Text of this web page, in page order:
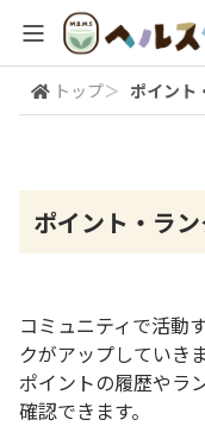
全体検索
トップ＞ ポイント
ポイント・ラ
コミュニティで活動
クがアップしていき
ポイントの履歴やラ
確認できます。